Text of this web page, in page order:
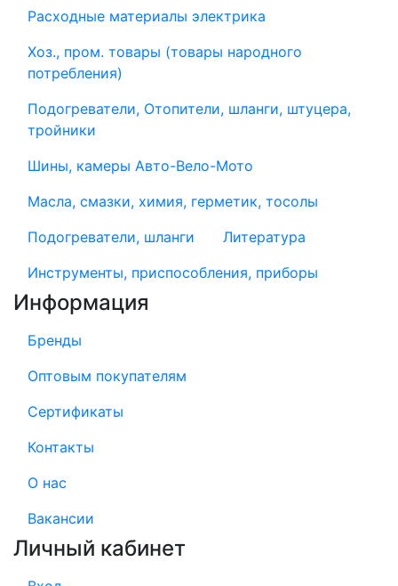
Расходные материалы электрика
Хоз., пром. товары (товары народного
потребления)
Подогреватели, Отопители, шланги, штуцера,
тройники
Шины, камеры Авто-Вело-Мото
Масла, смазки, химия, герметик, тосолы
Подогреватели, шланги
Литература
Инструменты, приспособления, приборы
Информация
Бренды
Оптовым покупателям
Сертификаты
Контакты
О нас
Вакансии
Личный кабинет